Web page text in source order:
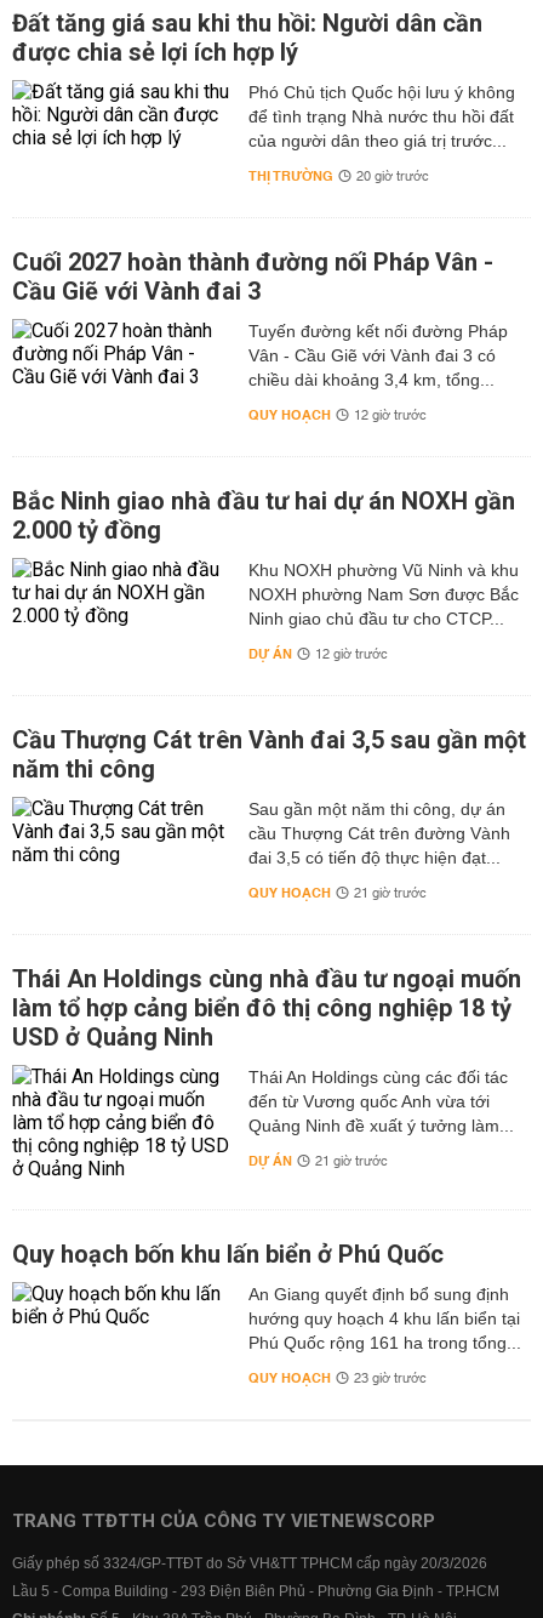
Đất tăng giá sau khi thu hồi: Người dân cần
được chia sẻ lợi ích hợp lý
Phó Chủ tịch Quốc hội lưu ý không
để tình trạng Nhà nước thu hồi đất
của người dân theo giá trị trước...
THỊ TRƯỜNG 20 giờ trước
Cuối 2027 hoàn thành đường nối Pháp Vân -
Cầu Giẽ với Vành đai 3
Tuyến đường kết nối đường Pháp
Vân - Cầu Giẽ với Vành đai 3 có
chiều dài khoảng 3,4 km, tổng...
QUY HOẠCH 12 giờ trước
Bắc Ninh giao nhà đầu tư hai dự án NOXH gần
2.000 tỷ đồng
Khu NOXH phường Vũ Ninh và khu
NOXH phường Nam Sơn được Bắc
Ninh giao chủ đầu tư cho CTCP...
DỰ ÁN 12 giờ trước
Cầu Thượng Cát trên Vành đai 3,5 sau gần một
năm thi công
Sau gần một năm thi công, dự án
cầu Thượng Cát trên đường Vành
đai 3,5 có tiến độ thực hiện đạt...
QUY HOẠCH 21 giờ trước
Thái An Holdings cùng nhà đầu tư ngoại muốn
làm tổ hợp cảng biển đô thị công nghiệp 18 tỷ
USD ở Quảng Ninh
Thái An Holdings cùng các đối tác
đến từ Vương quốc Anh vừa tới
Quảng Ninh đề xuất ý tưởng làm...
DỰ ÁN 21 giờ trước
Quy hoạch bốn khu lấn biển ở Phú Quốc
An Giang quyết định bổ sung định
hướng quy hoạch 4 khu lấn biển tại
Phú Quốc rộng 161 ha trong tổng...
QUY HOẠCH 23 giờ trước
TRANG TTĐTTH CỦA CÔNG TY VIETNEWSCORP
Giấy phép số 3324/GP-TTĐT do Sở VH&TT TPHCM cấp ngày 20/3/2026
Lầu 5 - Compa Building - 293 Điện Biên Phủ - Phường Gia Định - TP.HCM